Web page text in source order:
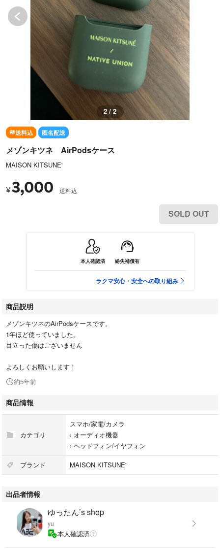
2 / 2
送料込 匿名配送
メゾンキツネ AirPodsケース
MAISON KITSUNE'
¥3,000 送料込
SOLD OUT
本人確認済 紛失補償有
ラクマ安心・安全への取り組み
商品説明
メゾンキツネのAirPodsケースです。
1年ほど使っていました。
目立った傷はございません
よろしくお願いします！
約5年前
商品情報
カテゴリ
スマホ/家電/カメラ
› オーディオ機器
› ヘッドフォン/イヤフォン
ブランド MAISON KITSUNE'
出品者情報
ゆったん’s shop
yu
本人確認済